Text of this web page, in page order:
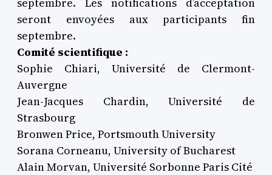
seront envoyées aux participants fin
septembre.
Comité scientifique :
Sophie Chiari, Université de Clermont-
Auvergne
Jean-Jacques Chardin, Université de
Strasbourg
Bronwen Price, Portsmouth University
Sorana Corneanu, University of Bucharest
Alain Morvan, Université Sorbonne Paris Cité